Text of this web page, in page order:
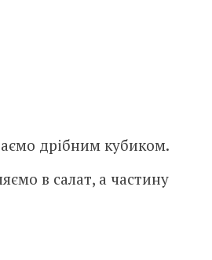
дрібним кубиком.
в салат, а частину